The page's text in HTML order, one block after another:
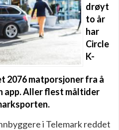
drøyt
to år
har
Circle
K-
2076 matporsjoner fra å
app. Aller flest måltider
i Telemark reddet